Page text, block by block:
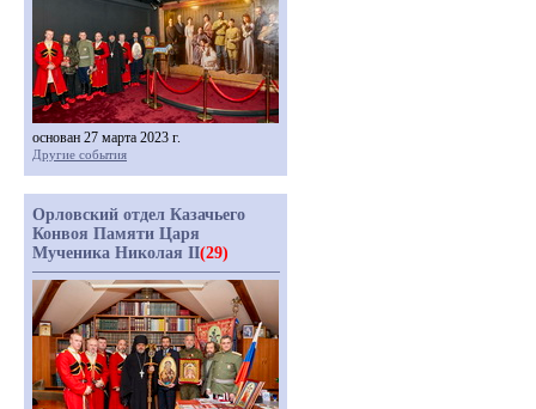
основан 27 марта 2023 г.
Другие события
Орловский отдел Казачьего
Конвоя Памяти Царя
Мученика Николая II(29)